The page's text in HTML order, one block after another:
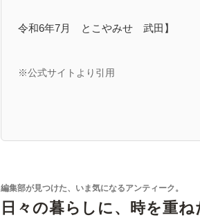
令和6年7月 とこやみせ 武田】
※公式サイトより引用
編集部が見つけた、いま気になるアンティーク。
日々の暮らしに、時を重ね